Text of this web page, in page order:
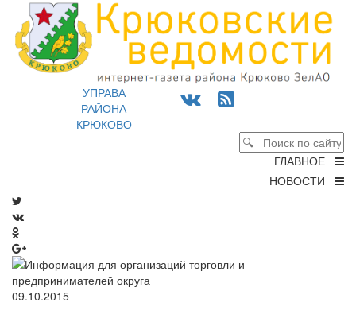
УПРАВА
РАЙОНА
КРЮКОВО
ГЛАВНОЕ
НОВОСТИ
09.10.2015